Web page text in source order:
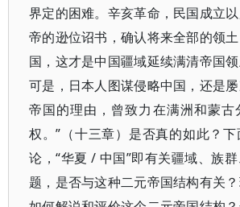
界定的困难。辛亥革命，民国成立
帝的逊位诏书，确认将来全部的领
国，这才是中国疆域延续满清帝国领
可是，日本人图谋侵略中国，还是
帝国的理由，曾致力在满洲和蒙古
权。”（十三章）是否真的如此？
论，“华夏 / 中国”即有关疆域、族
题，是否与这种二元帝国结构有关